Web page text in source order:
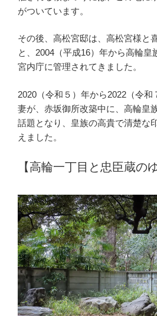
がついています。
その後、高松宮邸は、高松宮様と
と、2004（平成16）年から高輪皇
宮内庁に管理されてきました。
2020（令和５）年から2022（令和
妻が、赤坂御所改築中に、高輪皇
話題となり、皇族の高貴で清楚な
えました。
【高輪一丁目と忠臣蔵の